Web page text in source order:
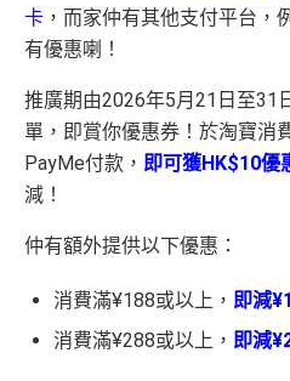
卡 ，而家仲有其他支付平台，
有優惠喇！
推廣期由2026年5月21日至31
單，即賞你優惠券！於淘寶消
PayMe付款， 即可獲HK$10優
減！
仲有額外提供以下優惠：
消費滿¥188或以上， 即減
消費滿¥288或以上， 即減